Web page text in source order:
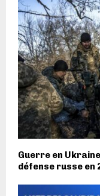
Guerre en
défense russe en